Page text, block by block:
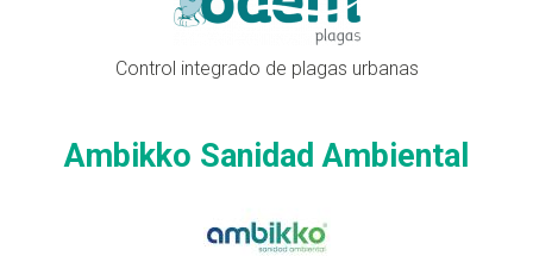
Control integrado de plagas urbanas
Ambikko Sanidad Ambiental